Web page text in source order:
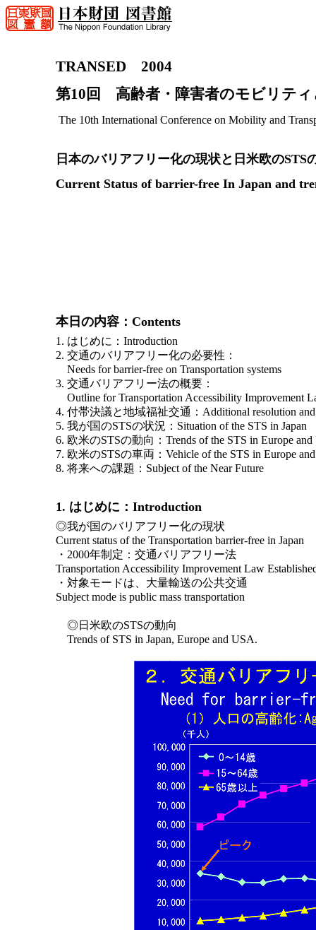
TRANSED 2004
第10回 高齢者・障害者のモビリティ
The 10th International Conference on Mobility and
日本のバリアフリー化の現状と日米欧のSTS
Current Status of barrier-free In Japan and
本日の内容：Contents
1. はじめに：Introduction
2. 交通のバリアフリー化の必要性：
Needs for barrier-free on Transportation systems
3. 交通バリアフリー法の概要：
Outline for Transportation Accessibility Improvement
4. 付帯決議と地域福祉交通：Additional resolution and
5. 我が国のSTSの状況：Situation of the STS in Japan
6. 欧米のSTSの動向：Trends of the STS in Europe
7. 欧米のSTSの車両：Vehicle of the STS in Europe
8. 将来への課題：Subject of the Near Future
1. はじめに：Introduction
◎我が国のバリアフリー化の現状
Current status of the Transportation barrier-free in Japan
・2000年制定：交通バリアフリー法
Transportation Accessibility Improvement Law
・対象モードは、大量輸送の公共交通
Subject mode is public mass transportation
◎日米欧のSTSの動向
Trends of STS in Japan, Europe and USA.